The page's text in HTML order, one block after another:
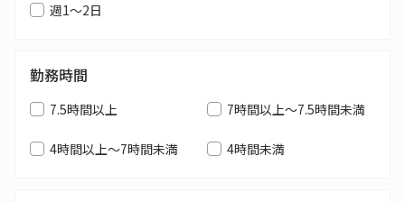
週1～2日
勤務時間
7.5時間以上 7時間以上～7.5時間未満
4時間以上～7時間未満 4時間未満